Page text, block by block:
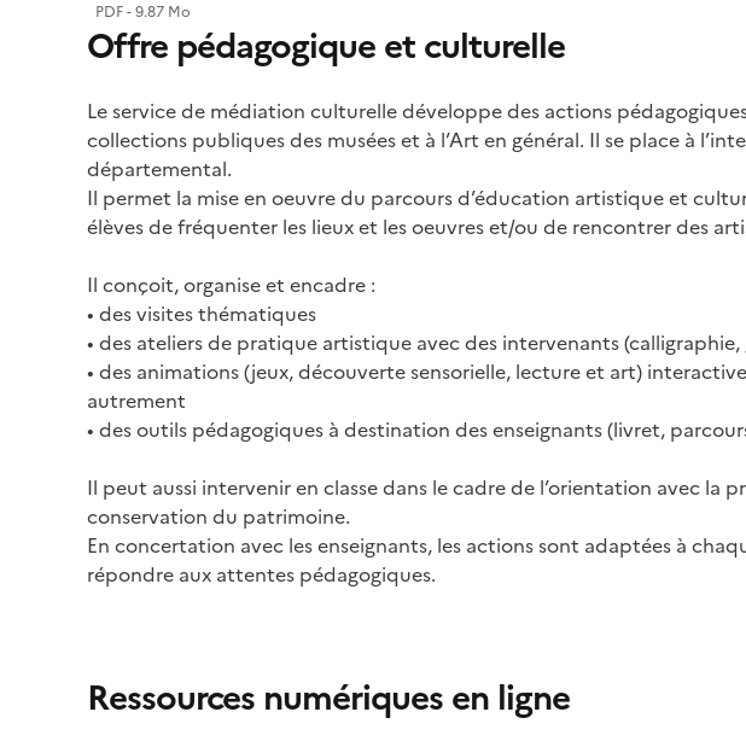
PDF - 9.87 Mo
Offre pédagogique et culturelle
Le service de médiation culturelle développe des actions
collections publiques des musées et à l’Art en général. Il se place à
départemental.
Il permet la mise en oeuvre du parcours d’éducation artistique et
élèves de fréquenter les lieux et les oeuvres et/ou de rencontrer des
Il conçoit, organise et encadre :
• des visites thématiques
• des ateliers de pratique artistique avec des intervenants
• des animations (jeux, découverte sensorielle, lecture et art)
autrement
• des outils pédagogiques à destination des enseignants (livret,
Il peut aussi intervenir en classe dans le cadre de l’orientation avec la
conservation du patrimoine.
En concertation avec les enseignants, les actions sont adaptées à
répondre aux attentes pédagogiques.
Ressources numériques en ligne